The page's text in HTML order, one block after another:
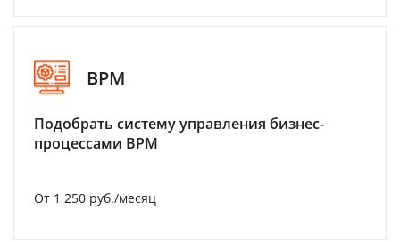
BPM
Подобрать систему управления бизнес-
процессами BPM
От 1 250 руб./месяц